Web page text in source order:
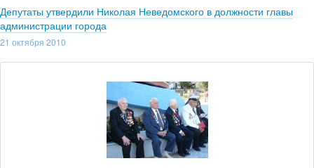
Депутаты утвердили Николая Неведомского в должности главы
администрации города
21 октября 2010